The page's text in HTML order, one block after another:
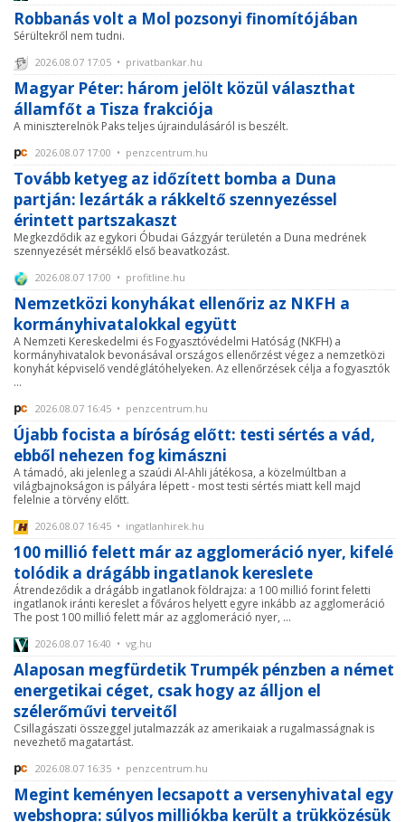
Robbanás volt a Mol pozsonyi finomítójában
Sérültekről nem tudni.
2026.08.07 17:05 • privatbankar.hu
Magyar Péter: három jelölt közül választhat
államfőt a Tisza frakciója
A miniszterelnök Paks teljes újraindulásáról is beszélt.
2026.08.07 17:00 • penzcentrum.hu
Tovább ketyeg az időzített bomba a Duna
partján: lezárták a rákkeltő szennyezéssel
érintett partszakaszt
Megkezdődik az egykori Óbudai Gázgyár területén a Duna medrének
szennyezését mérséklő első beavatkozást.
2026.08.07 17:00 • profitline.hu
Nemzetközi konyhákat ellenőriz az NKFH a
kormányhivatalokkal együtt
A Nemzeti Kereskedelmi és Fogyasztóvédelmi Hatóság (NKFH) a
kormányhivatalok bevonásával országos ellenőrzést végez a nemzetközi
konyhát képviselő vendéglátóhelyeken. Az ellenőrzések célja a fogyasztók
...
2026.08.07 16:45 • penzcentrum.hu
Újabb focista a bíróság előtt: testi sértés a vád,
ebből nehezen fog kimászni
A támadó, aki jelenleg a szaúdi Al-Ahli játékosa, a közelmúltban a
világbajnokságon is pályára lépett - most testi sértés miatt kell majd
felelnie a törvény előtt.
2026.08.07 16:45 • ingatlanhirek.hu
100 millió felett már az agglomeráció nyer, kifelé
tolódik a drágább ingatlanok kereslete
Átrendeződik a drágább ingatlanok földrajza: a 100 millió forint feletti
ingatlanok iránti kereslet a főváros helyett egyre inkább az agglomeráció
The post 100 millió felett már az agglomeráció nyer, ...
2026.08.07 16:40 • vg.hu
Alaposan megfürdetik Trumpék pénzben a német
energetikai céget, csak hogy az álljon el
szélerőművi terveitől
Csillagászati összeggel jutalmazzák az amerikaiak a rugalmasságnak is
nevezhető magatartást.
2026.08.07 16:35 • penzcentrum.hu
Megint keményen lecsapott a versenyhivatal egy
webshopra: súlyos milliókba került a trükközésük